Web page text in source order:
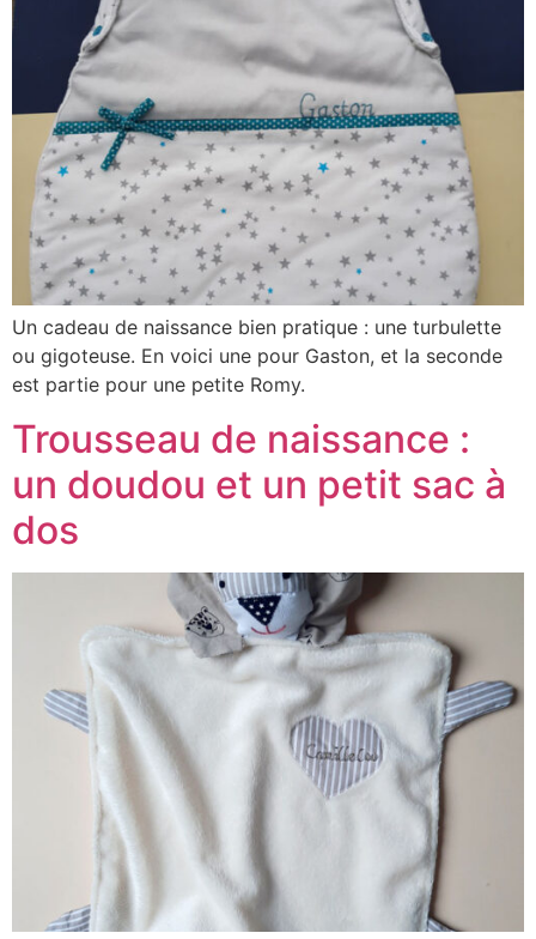
Un cadeau de naissance bien pratique : une turbulette
ou gigoteuse. En voici une pour Gaston, et la seconde
est partie pour une petite Romy.
Trousseau de naissance :
un doudou et un petit sac à
dos